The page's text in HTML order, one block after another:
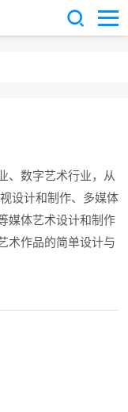
、数字艺术行业，从
设计和制作、多媒体
媒体艺术设计和制作
术作品的简单设计与